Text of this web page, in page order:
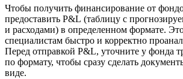
Чтобы получить финансирование от
предоставить P&L (таблицу с
и расходами) в определенном формате.
специалистам быстро и корректно
Перед отправкой P&L, уточните у фонда
по формату, чтобы сразу сделать
виде.